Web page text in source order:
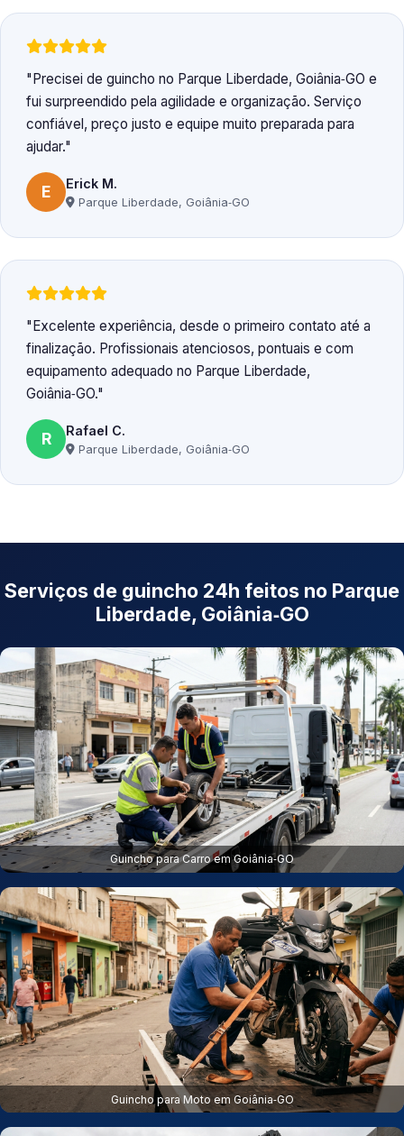
Precisei de guincho no Parque Liberdade, Goiânia‑GO e
fui surpreendido pela agilidade e organização. Serviço
confiável, preço justo e equipe muito preparada para
ajudar.
E Erick M.
Parque Liberdade, Goiânia‑GO
Excelente experiência, desde o primeiro contato até a
finalização. Profissionais atenciosos, pontuais e com
equipamento adequado no Parque Liberdade,
Goiânia‑GO.
R Rafael C.
Parque Liberdade, Goiânia‑GO
Serviços de guincho 24h feitos no Parque
Liberdade, Goiânia‑GO
Guincho para Carro em Goiânia‑GO
Guincho para Moto em Goiânia‑GO